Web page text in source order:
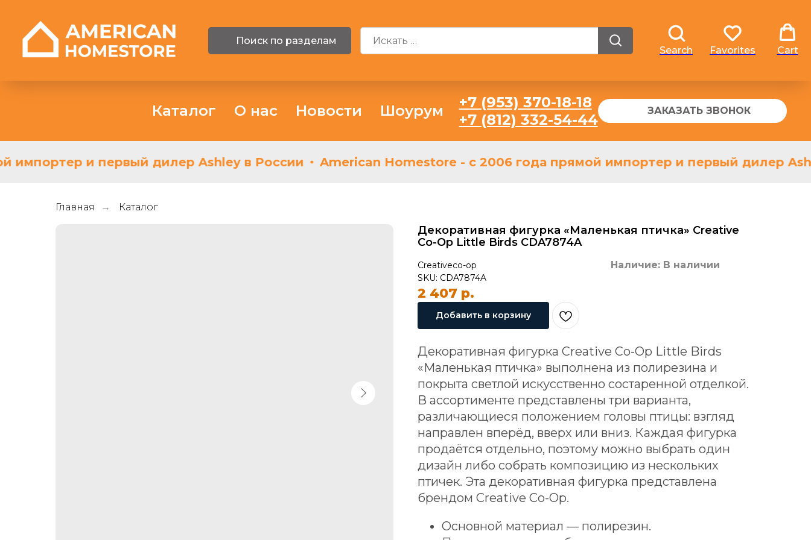
Поиск по разделам
Search
Favorites Cart
Каталог О нас Новости Шоурум
+7 (953) 370-18-18
+7 (812) 332-54-44
ЗАКАЗАТЬ ЗВОНОК
и первый дилер Ashley в России American Homestore - с 2006 года прямой импортер и первый дилер
Главная → Каталог
Декоративная фигурка «Маленькая птичка» Creative
Co-Op Little Birds CDA7874A
Creativeco-op
SKU: CDA7874A
2 407 р.
Добавить в корзину
Наличие: В наличии
Декоративная фигурка Creative Co-Op Little Birds
«Маленькая птичка» выполнена из полирезина и
покрыта светлой искусственно состаренной отделкой.
В ассортименте представлены три варианта,
различающиеся положением головы птицы: взгляд
направлен вперёд, вверх или вниз. Каждая фигурка
продаётся отдельно, поэтому можно выбрать один
дизайн либо собрать композицию из нескольких
птичек. Эта декоративная фигурка представлена
брендом Creative Co-Op.
Основной материал — полирезин.